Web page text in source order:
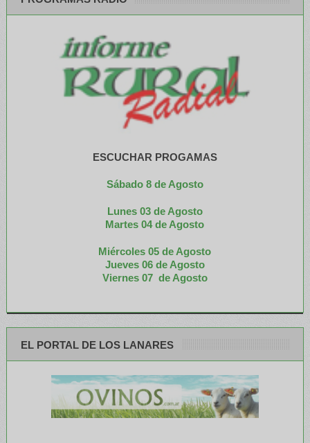
ESCUCHAR PROGAMAS
Sábado 8 de Agosto
Lunes 03 de Agosto
Martes 04 de Agosto
Miércoles 05 de Agosto
Jueves 06 de Agosto
Viernes 07 de Agosto
EL PORTAL DE LOS LANARES